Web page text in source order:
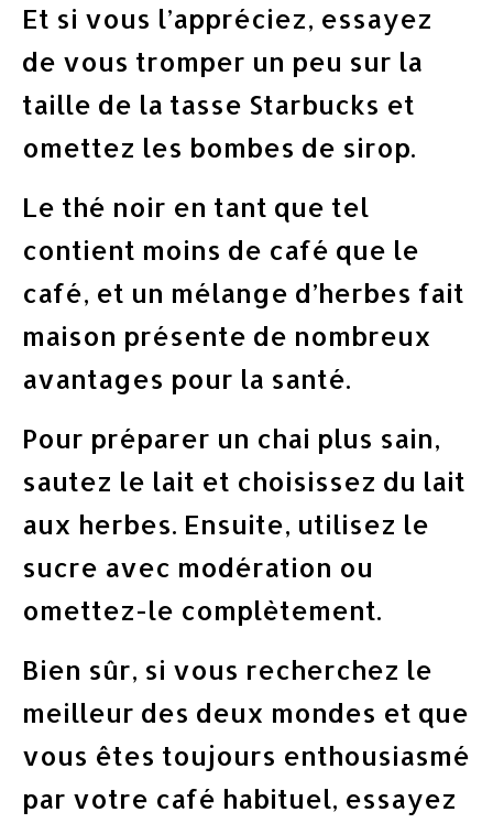
Et si vous l’appréciez, essayez
de vous tromper un peu sur la
taille de la tasse Starbucks et
omettez les bombes de sirop.
Le thé noir en tant que tel
contient moins de café que le
café, et un mélange d’herbes fait
maison présente de nombreux
avantages pour la santé.
Pour préparer un chai plus sain,
sautez le lait et choisissez du lait
aux herbes. Ensuite, utilisez le
sucre avec modération ou
omettez-le complètement.
Bien sûr, si vous recherchez le
meilleur des deux mondes et que
vous êtes toujours enthousiasmé
par votre café habituel, essayez